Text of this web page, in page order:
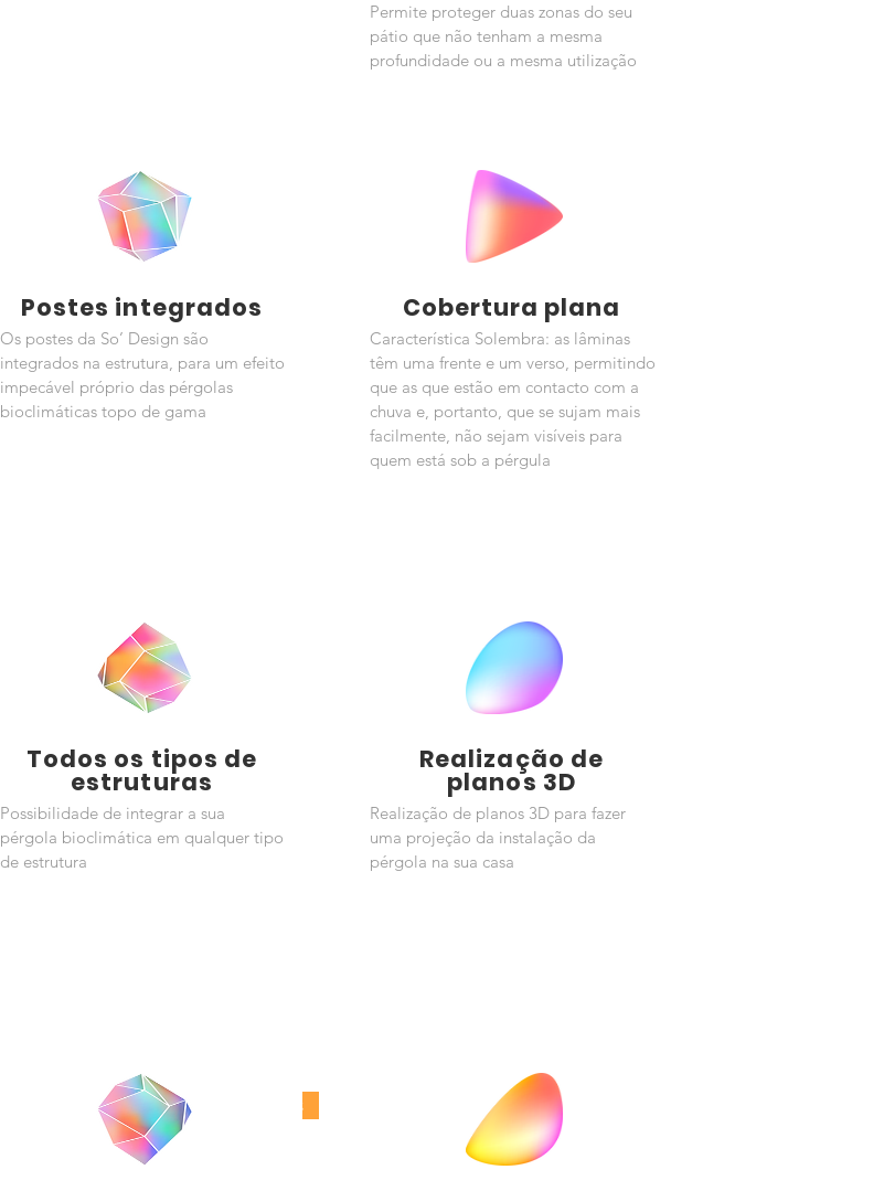
Mais informações
Postes integrados
Os postes da So’ Design são
integrados na estrutura, para um efeito
impecável próprio das pérgolas
bioclimáticas topo de gama
Todos os tipos de
estruturas
Possibilidade de integrar a sua
pérgola bioclimática em qualquer tipo
de estrutura
Permite proteger duas zonas do seu
pátio que não tenham a mesma
profundidade ou a mesma utilização
Cobertura plana
Característica Solembra: as lâminas
têm uma frente e um verso, permitindo
que as que estão em contacto com a
chuva e, portanto, que se sujam mais
facilmente, não sejam visíveis para
quem está sob a pérgula
Realização de
planos 3D
Realização de planos 3D para fazer
uma projeção da instalação da
pérgola na sua casa